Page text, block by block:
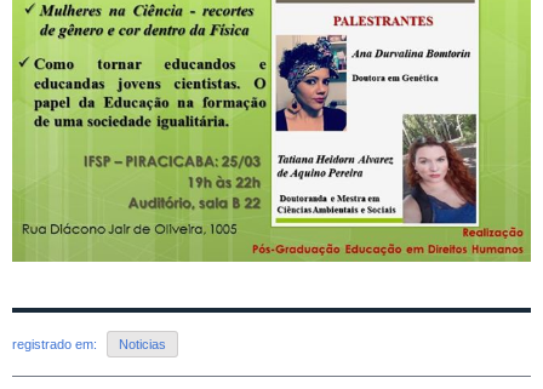
registrado em: Noticias